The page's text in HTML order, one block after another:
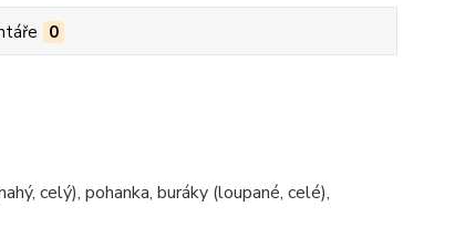
0
celý), pohanka, buráky (loupané, celé),